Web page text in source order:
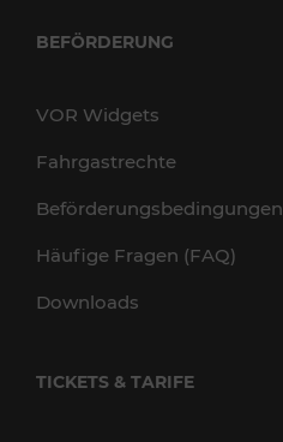
BEFÖRDERUNG
VOR Widgets
Fahrgastrechte
Beförderungsbedingungen
Häufige Fragen (FAQ)
Downloads
TICKETS & TARIFE